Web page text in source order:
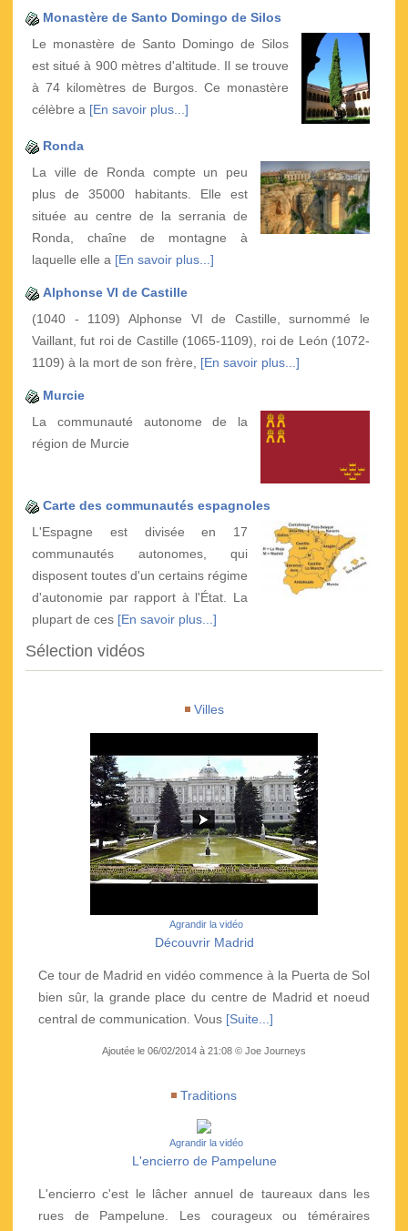
Monastère de Santo Domingo de Silos
Le monastère de Santo Domingo de Silos
est situé à 900 mètres d'altitude. Il se trouve
à 74 kilomètres de Burgos. Ce monastère
célèbre a [En savoir plus...]
Ronda
La ville de Ronda compte un peu
plus de 35000 habitants. Elle est
située au centre de la serrania de
Ronda, chaîne de montagne à
laquelle elle a [En savoir plus...]
Alphonse VI de Castille
(1040 - 1109) Alphonse VI de Castille, surnommé le
Vaillant, fut roi de Castille (1065-1109), roi de León (1072-
1109) à la mort de son frère, [En savoir plus...]
Murcie
La communauté autonome de la
région de Murcie
Carte des communautés espagnoles
L'Espagne est divisée en 17
communautés autonomes, qui
disposent toutes d'un certains régime
d'autonomie par rapport à l'État. La
plupart de ces [En savoir plus...]
Sélection vidéos
Villes
Agrandir la vidéo
Découvrir Madrid
Ce tour de Madrid en vidéo commence à la Puerta de Sol
bien sûr, la grande place du centre de Madrid et noeud
central de communication. Vous [Suite...]
Ajoutée le 06/02/2014 à 21:08 © Joe Journeys
Traditions
Agrandir la vidéo
L'encierro de Pampelune
L'encierro c'est le lâcher annuel de taureaux dans les
rues de Pampelune. Les courageux ou téméraires